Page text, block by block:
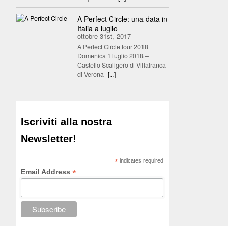
A Perfect Circle: una data in
Italia a luglio
ottobre 31st, 2017
A Perfect Circle tour 2018
Domenica 1 luglio 2018 –
Castello Scaligero di Villafranca
di Verona [...]
Iscriviti alla nostra
Newsletter!
* indicates required
Email Address*